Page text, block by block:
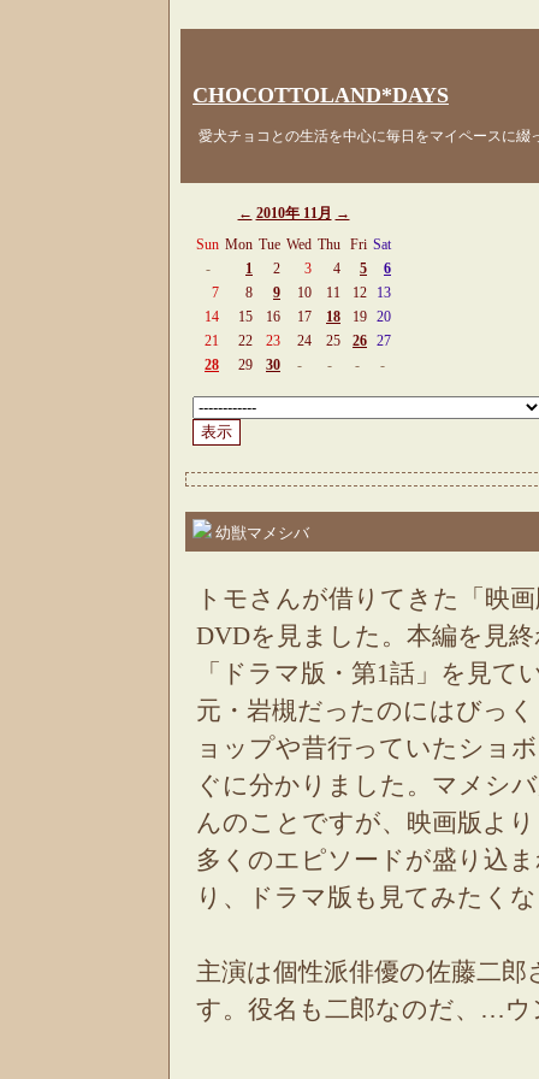
CHOCOTTOLAND*DAYS
愛犬チョコとの生活を中心に毎日をマイペースに綴
← 2010年 11月 →
Sun Mon Tue Wed Thu Fri Sat
-
1 2 3 4 5
6
7
8 9 10 11 12
13
14
15 16 17 18 19 20
21
22 23 24 25 26 27
28
29 30 - - - -
幼獣マメシバ
トモさんが借りてきた「映
DVDを見ました。本編を見
「ドラマ版・第1話」を見て
元・岩槻だったのにはびっ
ョップや昔行っていたショ
ぐに分かりました。マメシ
んのことですが、映画版よ
多くのエピソードが盛り込
り、ドラマ版も見てみたく
主演は個性派俳優の佐藤二
す。役名も二郎なのだ、…ウ